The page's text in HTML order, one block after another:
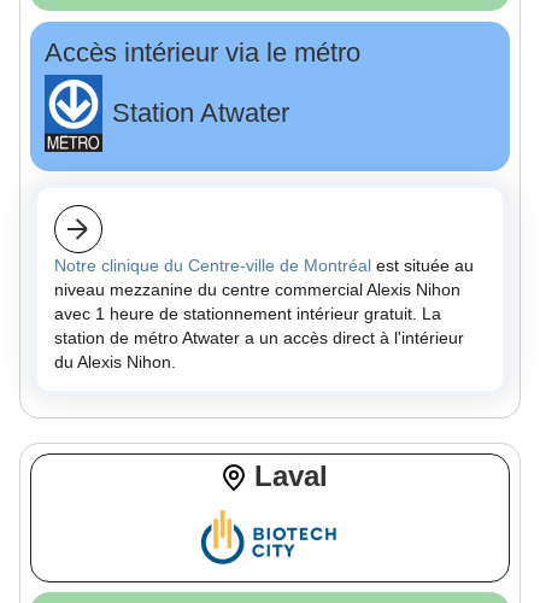
Accès intérieur via le métro
Station Atwater
Notre clinique du Centre-ville de Montréal est située au
niveau mezzanine du centre commercial Alexis Nihon
avec 1 heure de stationnement intérieur gratuit. La
station de métro Atwater a un accès direct à l'intérieur
du Alexis Nihon.
Laval